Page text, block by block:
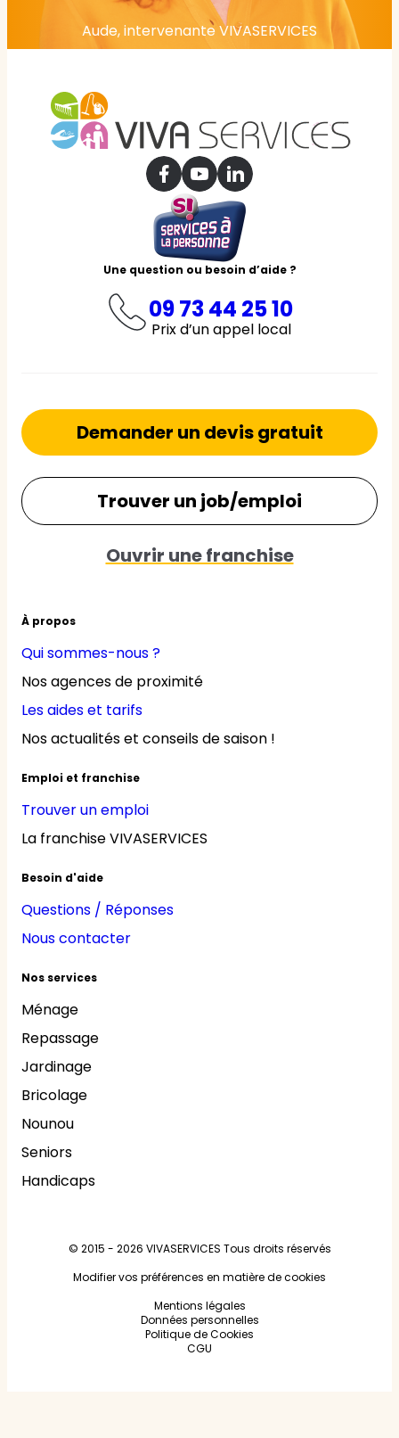
Aude, intervenante VIVASERVICES
Une question ou besoin d’aide ?
09 73 44 25 10
Prix d’un appel local
À propos
Qui sommes-nous ?
Nos agences de proximité
Les aides et tarifs
Nos actualités et conseils de saison !
Emploi et franchise
Trouver un emploi
La franchise VIVASERVICES
Besoin d'aide
Questions / Réponses
Nous contacter
Nos services
Ménage
Repassage
Jardinage
Bricolage
Nounou
Seniors
Handicaps
Demander un devis gratuit
Trouver un job/emploi
Ouvrir une franchise
© 2015 - 2026 VIVASERVICES Tous droits réservés
Modifier vos préférences en matière de cookies
Mentions légales
Données personnelles
Politique de Cookies
CGU